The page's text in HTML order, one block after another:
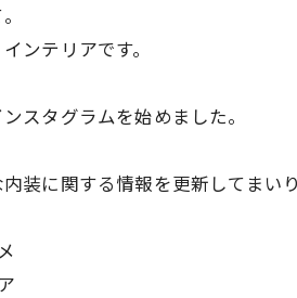
ンテリアです。
スタグラムを始めました。
装に関する情報を更新してまい